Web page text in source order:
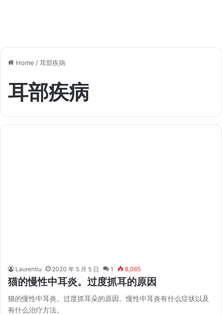
Home /耳部疾病
耳部疾病
Laurentiu 2020 年 5 月 5 日 1 8,065
猫的慢性中耳炎。过度抓耳的原因
猫的慢性中耳炎。过度抓耳朵的原因。慢性中耳炎有什么症状以及
有什么治疗方法。